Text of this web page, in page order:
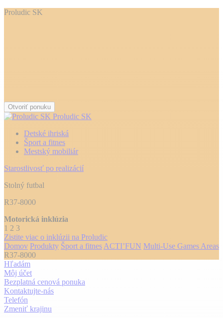
Proludic SK
Otvoriť ponuku
Proludic SK
Detské ihriská
Šport a fitnes
Mestský mobiliár
Starostlivosť po realizácií
Stolný futbal
R37-8000
Motorická inklúzia
1 2 3
Zistite viac o inklúzii na Proludic
Domov Produkty Šport a fitnes ACTI’FUN Multi-Use Games Areas
R37-8000
Hľadám
Môj účet
Bezplatná cenová ponuka
Kontaktujte-nás
Telefón
Zmeniť krajinu